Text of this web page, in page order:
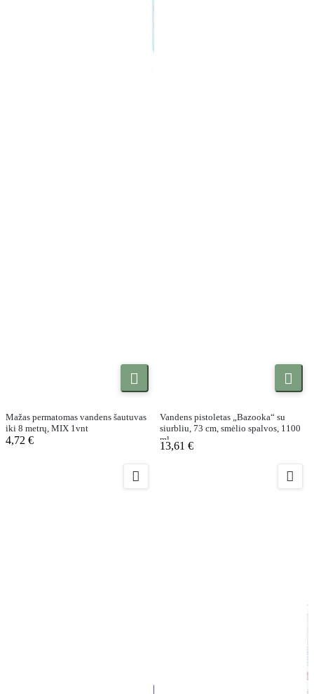

Mažas permatomas vandens šautuvas
iki 8 metrų, MIX 1vnt
4,72 €

Vandens pistoletas „Bazooka“ su
siurbliu, 73 cm, smėlio spalvos, 1100
ml
13,61 €
 